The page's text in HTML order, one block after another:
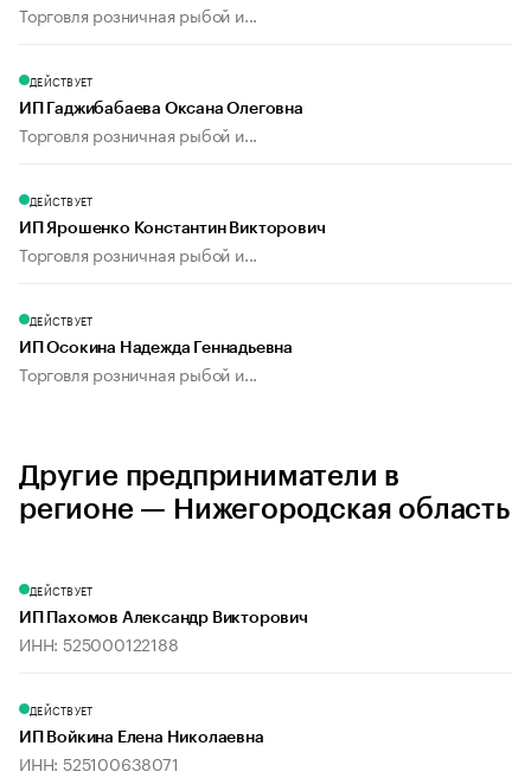
Торговля розничная рыбой и...
ДЕЙСТВУЕТ
ИП Гаджибабаева Оксана Олеговна
Торговля розничная рыбой и...
ДЕЙСТВУЕТ
ИП Ярошенко Константин Викторович
Торговля розничная рыбой и...
ДЕЙСТВУЕТ
ИП Осокина Надежда Геннадьевна
Торговля розничная рыбой и...
Другие предприниматели в
регионе — Нижегородская область
ДЕЙСТВУЕТ
ИП Пахомов Александр Викторович
ИНН: 525000122188
ДЕЙСТВУЕТ
ИП Войкина Елена Николаевна
ИНН: 525100638071